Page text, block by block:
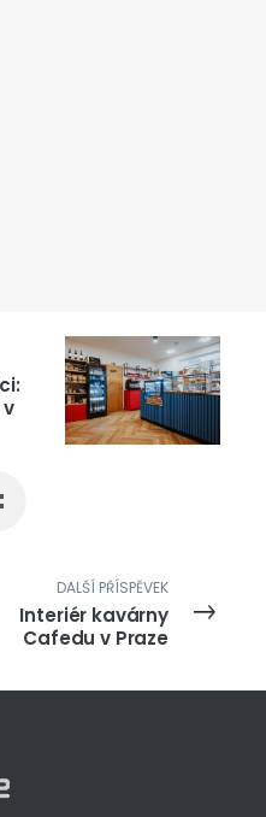
DALŠÍ PŘÍSPĚVEK
Interiér kavárny
Cafedu v Praze